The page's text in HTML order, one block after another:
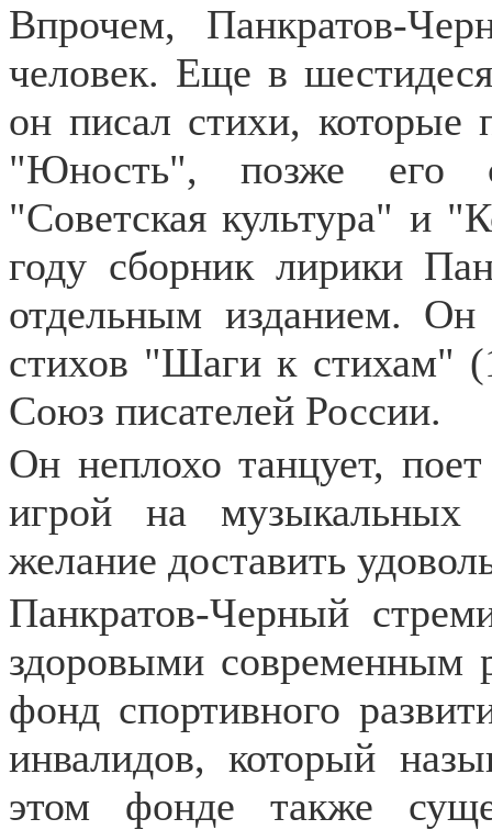
Впрочем, Панкратов-
человек. Еще в
он писал стихи, которые
"Юность", позже его
"Советская культура" и
году сборник лирики
отдельным изданием. Он
стихов "Шаги к стихам"
Союз писателей России.
Он неплохо танцует,
игрой на музыкальных
желание доставить
Панкратов-Черный
здоровыми современным
фонд спортивного
инвалидов, который
этом фонде также